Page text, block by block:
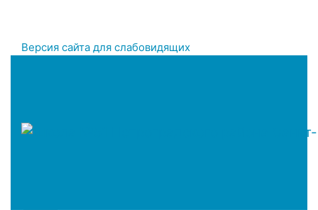
Версия сайта для слабовидящих